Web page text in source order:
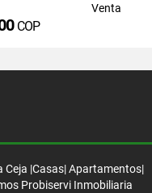
Venta
COP
Ceja |Casas| Apartamentos|
Probiservi Inmobiliaria